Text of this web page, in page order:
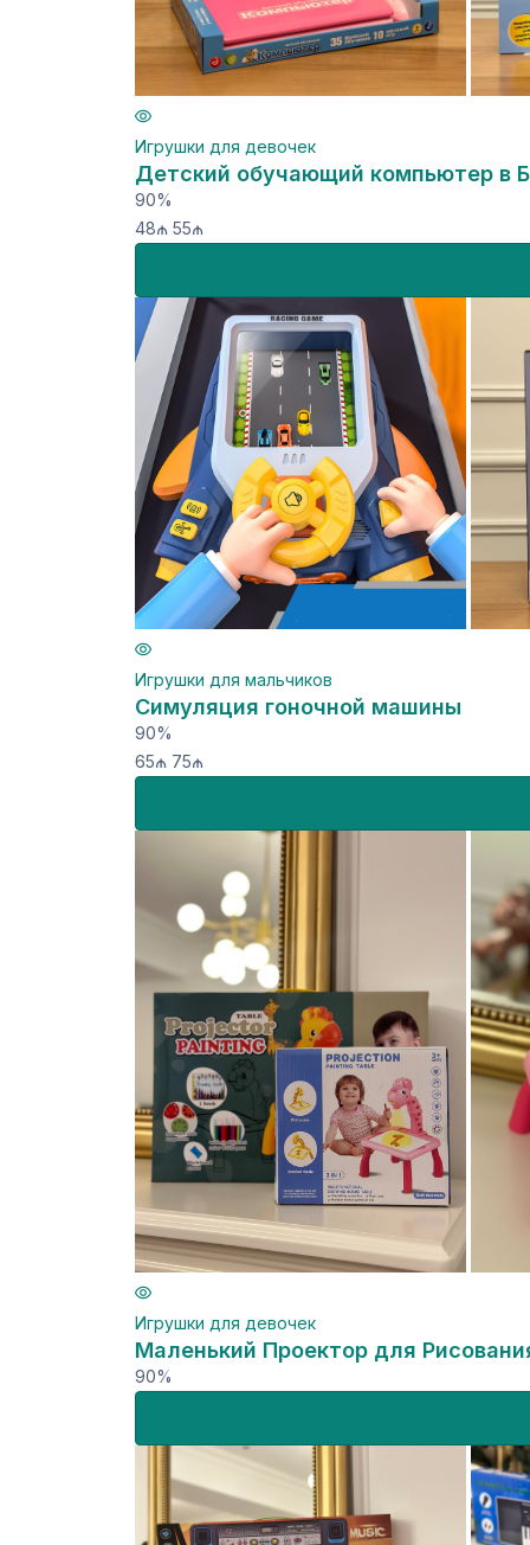
Игрушки для девочек
Детский обучающий компьютер в
90%
48₼ 55₼
Игрушки для мальчиков
Симуляция гоночной машины
90%
65₼ 75₼
Игрушки для девочек
Маленький Проектор для
90%